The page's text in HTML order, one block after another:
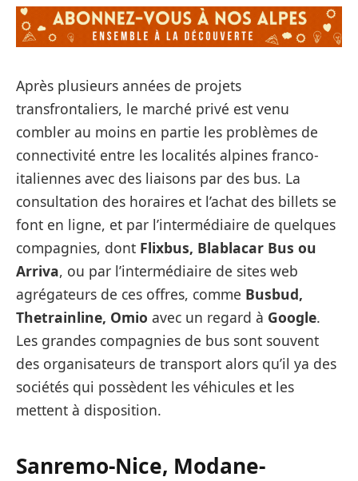
Après plusieurs années de projets
transfrontaliers, le marché privé est venu
combler au moins en partie les problèmes de
connectivité entre les localités alpines franco-
italiennes avec des liaisons par des bus. La
consultation des horaires et l’achat des billets se
font en ligne, et par l’intermédiaire de quelques
compagnies, dont Flixbus, Blablacar Bus ou
Arriva, ou par l’intermédiaire de sites web
agrégateurs de ces offres, comme Busbud,
Thetrainline, Omio avec un regard à Google.
Les grandes compagnies de bus sont souvent
des organisateurs de transport alors qu’il ya des
sociétés qui possèdent les véhicules et les
mettent à disposition.
Sanremo-Nice, Modane-